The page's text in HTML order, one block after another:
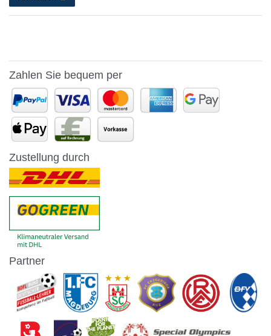
Zahlen Sie bequem per
Zustellung durch
Partner